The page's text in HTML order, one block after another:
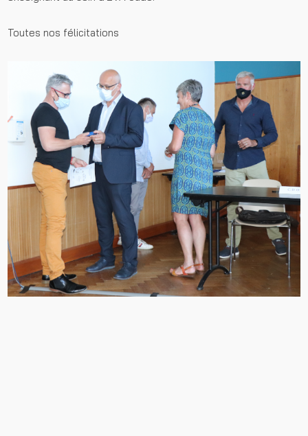
Toutes nos félicitations